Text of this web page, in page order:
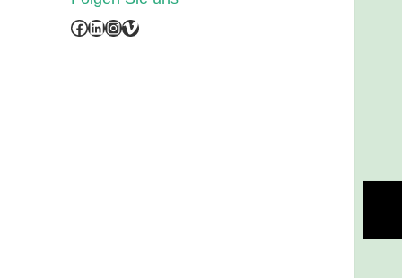
Facebook
LinkedIn
Instagram
Vimeo